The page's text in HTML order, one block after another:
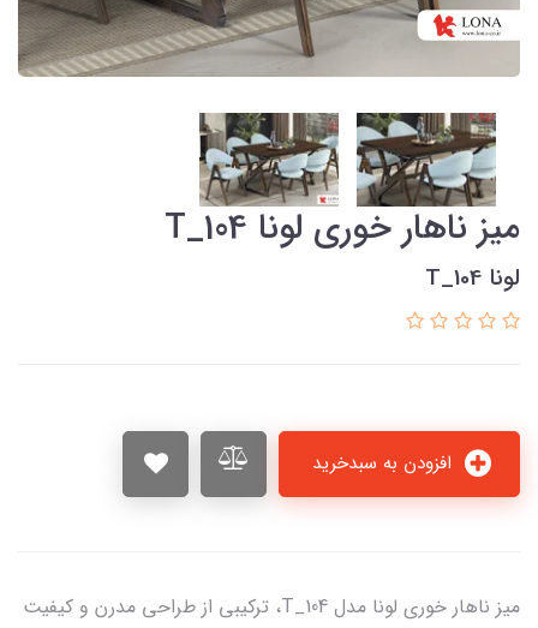
میز ناهار خوری لونا T_104
لونا T_104
میز ناهار خوری لونا مدل T_104، ترکیبی از طراحی مدرن و کیفیت